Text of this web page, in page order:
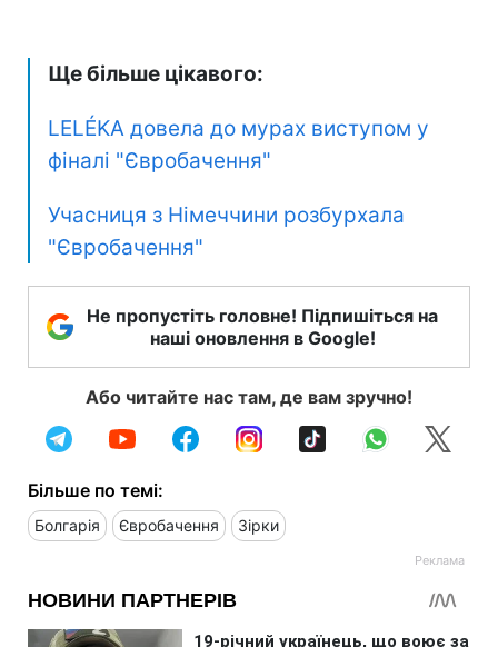
Ще більше цікавого:
LELÉKA довела до мурах виступом у
фіналі "Євробачення"
Учасниця з Німеччини розбурхала
"Євробачення"
Не пропустіть головне! Підпишіться на
наші оновлення в Google!
Або читайте нас там, де вам зручно!
Більше по темі:
Болгарія Євробачення Зірки